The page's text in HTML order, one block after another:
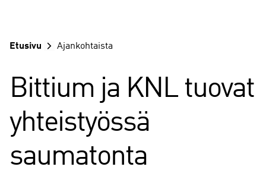
Etusivu Ajankohtaista
Bittium ja KNL tuovat
yhteistyössä
saumatonta